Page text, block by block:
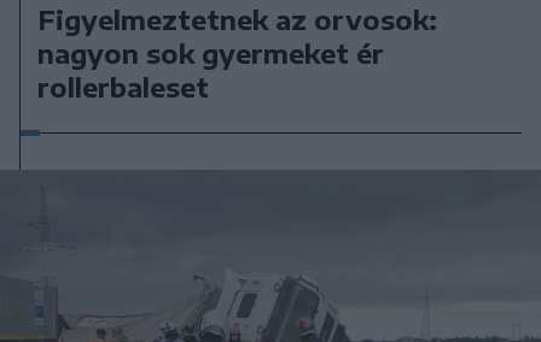
Figyelmeztetnek az orvosok:
nagyon sok gyermeket ér
rollerbaleset